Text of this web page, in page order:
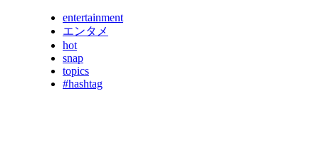
entertainment
エンタメ
hot
snap
topics
#hashtag